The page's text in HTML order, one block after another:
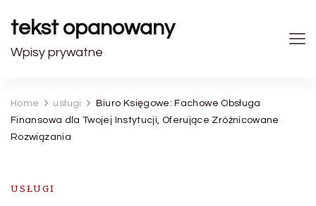
tekst opanowany
Wpisy prywatne
Home usługi
Biuro Księgowe: Fachowe Obsługa
Finansowa dla Twojej Instytucji, Oferujące Zróżnicowane
Rozwiązania
USŁUGI